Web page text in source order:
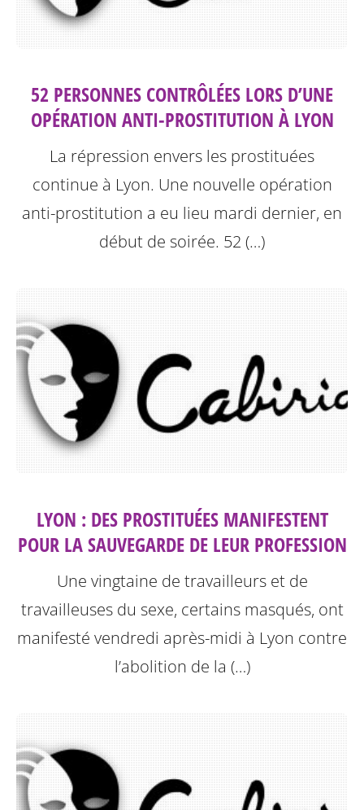
52 PERSONNES CONTRÔLÉES LORS D’UNE
OPÉRATION ANTI-PROSTITUTION À LYON
La répression envers les prostituées
continue à Lyon. Une nouvelle opération
anti-prostitution a eu lieu mardi dernier, en
début de soirée. 52 (…)
LYON : DES PROSTITUÉES MANIFESTENT
POUR LA SAUVEGARDE DE LEUR PROFESSION
Une vingtaine de travailleurs et de
travailleuses du sexe, certains masqués, ont
manifesté vendredi après-midi à Lyon contre
l’abolition de la (…)